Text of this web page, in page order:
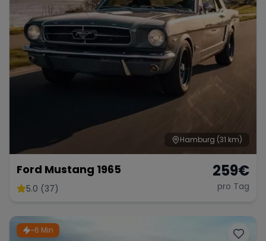
Hamburg (31 km)
Ford Mustang 1965
5.0 (37)
259€
pro Tag
~6 Min